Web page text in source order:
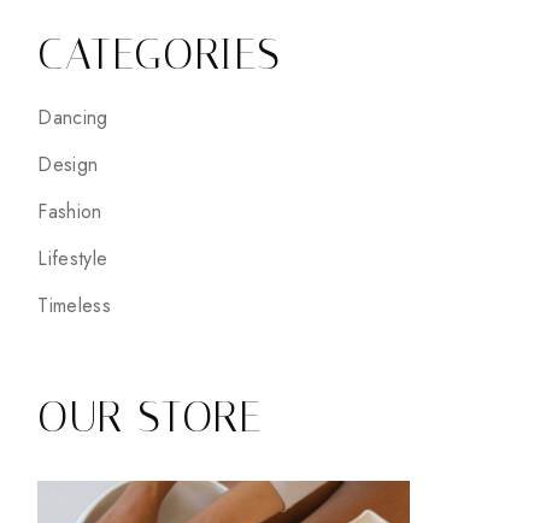
CATEGORIES
Dancing
Design
Fashion
Lifestyle
Timeless
OUR STORE